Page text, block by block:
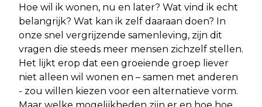
Hoe wil ik wonen, nu en later? Wat vind ik echt
belangrijk? Wat kan ik zelf daaraan doen? In
onze snel vergrijzende samenleving, zijn dit
vragen die steeds meer mensen zichzelf stellen.
Het lijkt erop dat een groeiende groep liever
niet alleen wil wonen en – samen met anderen
- zou willen kiezen voor een alternatieve vorm.